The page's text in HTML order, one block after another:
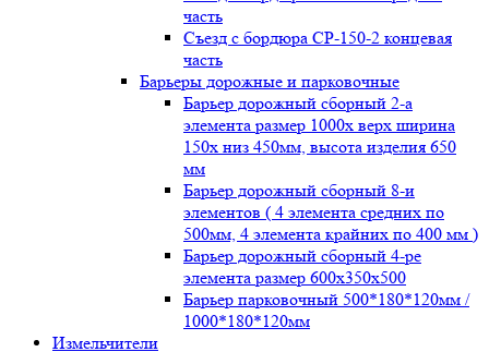
часть
Съезд с бордюра СР-150-2 концевая
часть
Барьеры дорожные и парковочные
Барьер дорожный сборный 2-а
элемента размер 1000x верх ширина
150x низ 450мм, высота изделия 650
мм
Барьер дорожный сборный 8-и
элементов ( 4 элемента средних по
500мм, 4 элемента крайних по 400 мм )
Барьер дорожный сборный 4-ре
элемента размер 600x350x500
Барьер парковочный 500*180*120мм /
1000*180*120мм
Измельчители